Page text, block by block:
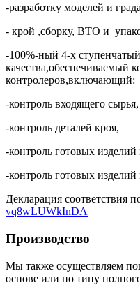
-разработку моделей и
- крой ,сборку, ВТО и
-100%-ный 4-х
качества,обеспечиваемый
контролеров,включающий:
-контроль входящего сырья,
-контроль деталей кроя,
-контроль готовых изделий
-контроль готовых
Декларация соответствия
vq8wLUWkInDA
Производство
Мы также осуществляем
основе или по типу